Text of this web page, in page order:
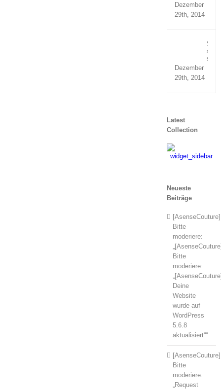
Dezember
29th, 2014
sed
Dezember
29th, 2014
Latest
Collection
Neueste
Beiträge
[AsenseCouture]
Bitte
moderiere:
Bitte
moderiere:
Deine
Website
wurde auf
WordPress
5.6.8
aktualisiert““
[AsenseCouture]
Bitte
moderiere:
„Request